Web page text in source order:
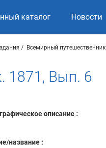
каталог Новости
Всемирный путешественник
1871, Вып. 6
описание :
название :